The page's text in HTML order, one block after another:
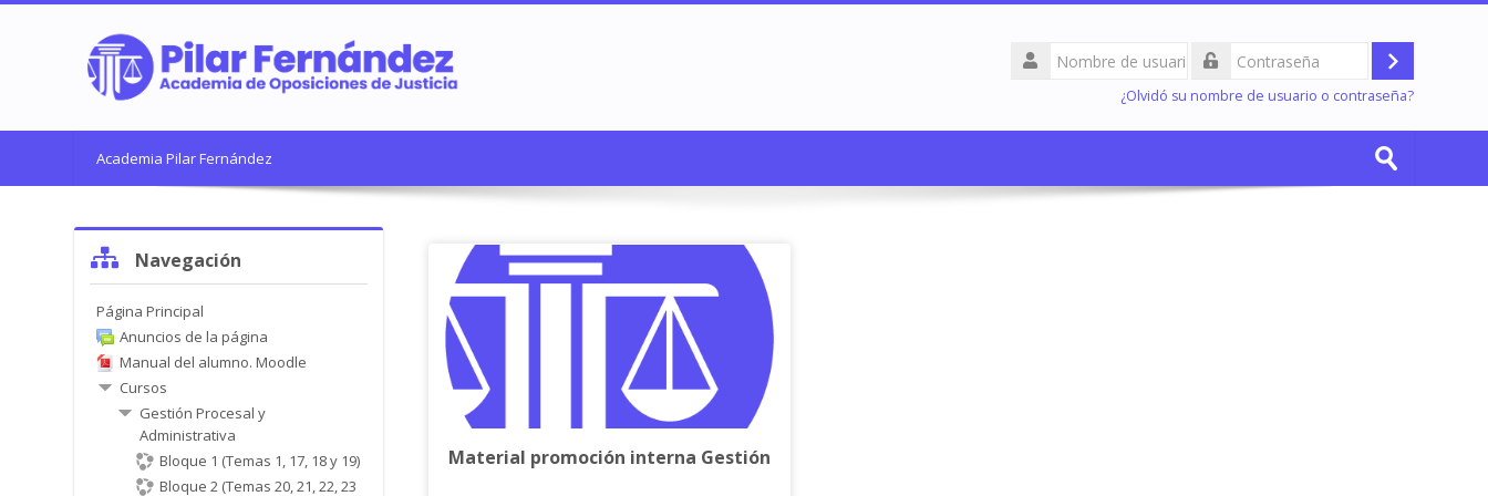
Nombre
de
Acceder
¿Olvidó su nombre de usuario o contraseña?
Academia Pilar Fernández Enviar
Material promoción interna Gestión
NavegaciónNavegación
Página Principal
Anuncios de la página
Manual del alumno. Moodle
Cursos
Gestión Procesal y
Administrativa
Bloque 1 (Temas 1, 17, 18 y 19)
Bloque 2 (Temas 20, 21, 22, 23